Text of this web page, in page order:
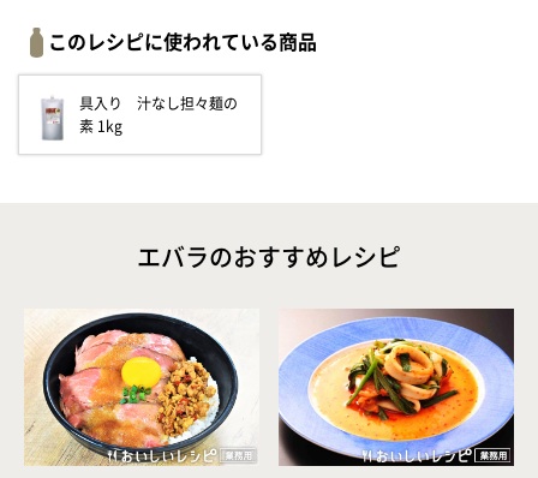
このレシピに使われている商品
具入り 汁なし担々麺の
素 1kg
エバラのおすすめレシピ